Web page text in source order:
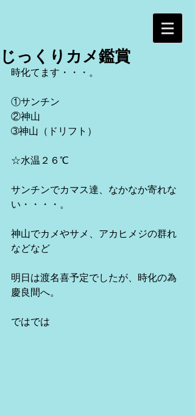
じっくりカメ鑑賞
時化てます・・・。
①サンチン
②神山
➂神山（ドリフト）
☆水温２６℃
サンチンでカマス達、なかなか寄れな
い・・・・。
神山でカメやサメ、アカヒメジの群れ
などなど
明日は渡名喜予定でしたが、時化の為
慶良間へ。
ではでは